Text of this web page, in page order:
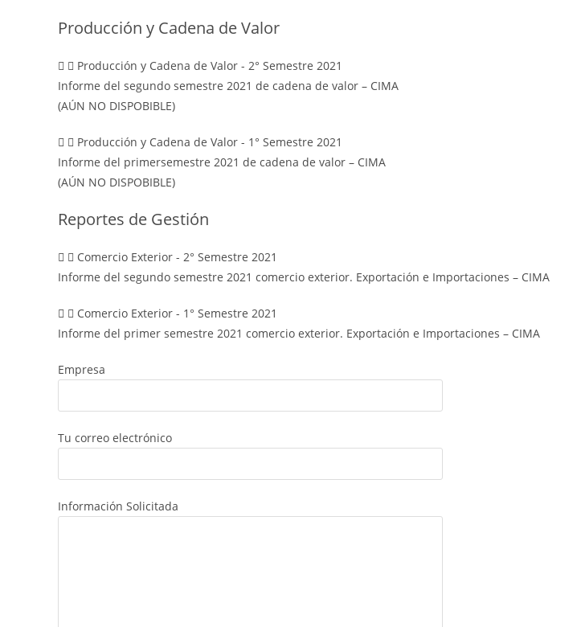
Producción y Cadena de Valor
Producción y Cadena de Valor - 2° Semestre 2021
Informe del segundo semestre 2021 de cadena de valor – CIMA
(AÚN NO DISPOBIBLE)
Producción y Cadena de Valor - 1° Semestre 2021
Informe del primersemestre 2021 de cadena de valor – CIMA
(AÚN NO DISPOBIBLE)
Reportes de Gestión
Comercio Exterior - 2° Semestre 2021
Informe del segundo semestre 2021 comercio exterior. Exportación e Importaciones – CIMA
Comercio Exterior - 1° Semestre 2021
Informe del primer semestre 2021 comercio exterior. Exportación e Importaciones – CIMA
Empresa
Tu correo electrónico
Información Solicitada